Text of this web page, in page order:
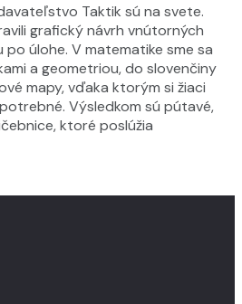
Taktik sú na svete.
grafický návrh vnútorných
po úlohe. V matematike sme sa
a geometriou, do slovenčiny
mapy, vďaka ktorým si žiaci
Výsledkom sú pútavé,
ktoré poslúžia